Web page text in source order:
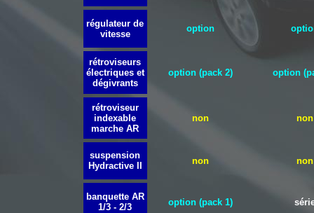
régulateur de
vitesse
option
rétroviseurs
électriques et
dégivrants
option (pack 2) option
rétroviseur
indexable
marche AR
non non
suspension
Hydractive II
non non
banquette AR
1/3 - 2/3
option (pack 1)